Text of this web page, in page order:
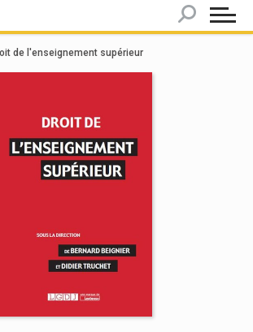
de l'enseignement supérieur
des cookies